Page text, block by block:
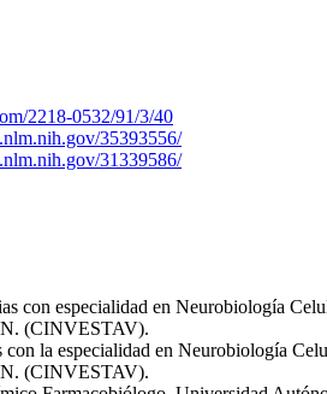
2218-0532/91/3/40
35393556/
31339586/
con especialidad en Neurobiología
N. (CINVESTAV).
con la especialidad en Neurobiología
N. (CINVESTAV).